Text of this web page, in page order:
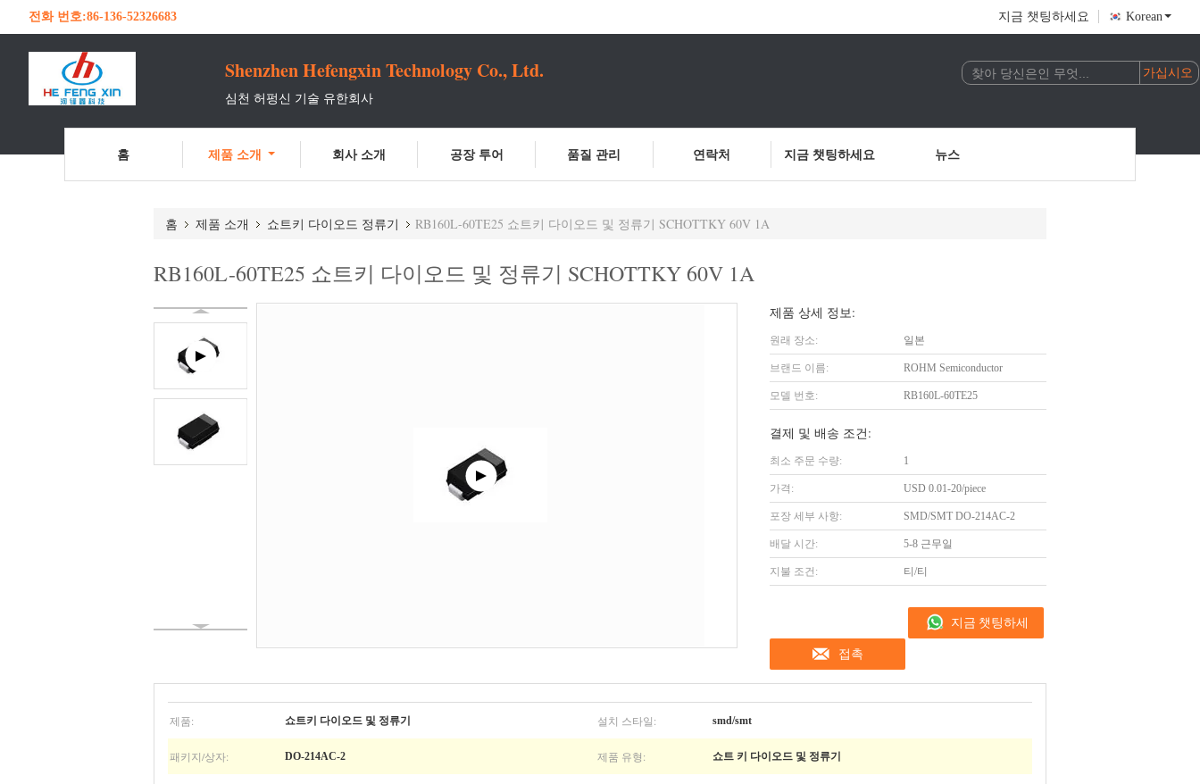
전화 번호:86-136-52326683 지금 챗팅하세요 Korean
Shenzhen Hefengxin Technology Co., Ltd.
심천 허펑신 기술 유한회사
홈 제품 소개 회사 소개 공장 투어 품질 관리 연락처 지금 챗팅하세요 뉴스
홈 제품 소개 쇼트키 다이오드 정류기 RB160L-60TE25 쇼트키 다이오드 및 정류기 SCHOTTKY 60V 1A
RB160L-60TE25 쇼트키 다이오드 및 정류기 SCHOTTKY 60V 1A
제품 상세 정보:
원래 장소: 일본
브랜드 이름: ROHM Semiconductor
모델 번호: RB160L-60TE25
결제 및 배송 조건:
최소 주문 수량: 1
가격: USD 0.01-20/piece
포장 세부 사항: SMD/SMT DO-214AC-2
배달 시간: 5-8 근무일
지불 조건: 티/티
접촉
지금 챗팅하세
제품: 쇼트키 다이오드 및 정류기 설치 스타일: smd/smt
패키지/상자: DO-214AC-2 제품 유형: 쇼트 키 다이오드 및 정류기